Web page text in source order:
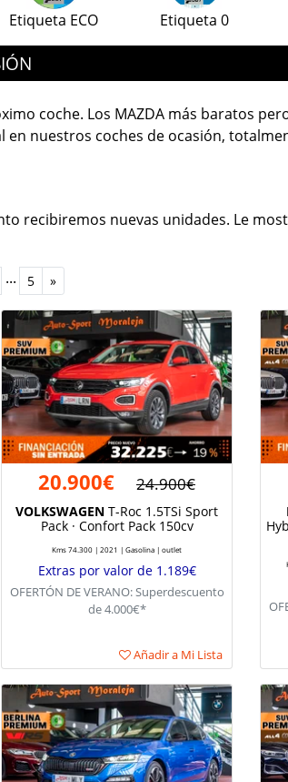
Etiqueta ECO Etiqueta 0
coche. Los MAZDA más baratos
nuestros coches de ocasión,
recibiremos nuevas unidades. Le
... 5 »
20.900€ 24.900€
VOLKSWAGEN T-Roc 1.5TSi Sport
Pack · Confort Pack 150cv
Kms 74.300 | 2021 | Gasolina | outlet
Extras por valor de 1.189€
OFERTÓN DE VERANO: Superdescuento
de 4.000€*
Añadir a Mi Lista